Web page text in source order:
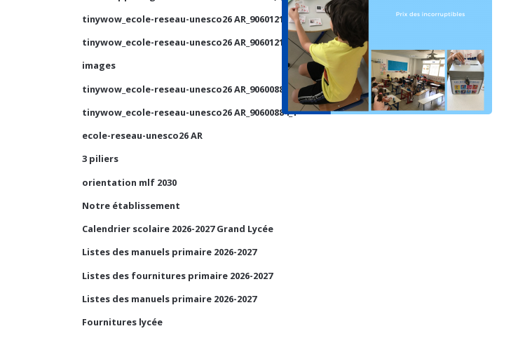
tinywow_ecole-reseau-unesco26 AR_90601210_1
tinywow_ecole-reseau-unesco26 AR_90601210_2
images
tinywow_ecole-reseau-unesco26 AR_90600884_2
tinywow_ecole-reseau-unesco26 AR_90600884_1
ecole-reseau-unesco26 AR
3 piliers
orientation mlf 2030
Notre établissement
Calendrier scolaire 2026-2027 Grand Lycée
Listes des manuels primaire 2026-2027
Listes des fournitures primaire 2026-2027
Listes des manuels primaire 2026-2027
Fournitures lycée